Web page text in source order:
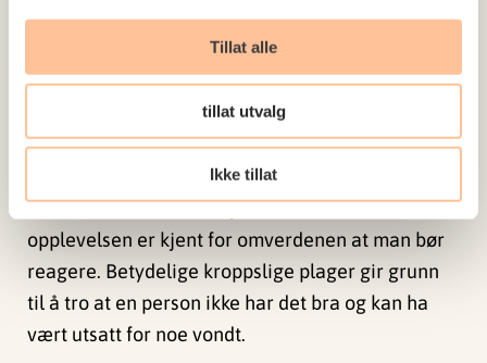
Tillat alle
tillat utvalg
Ikke tillat
plager kan redusere psykiske stressreaksjoner på
Kan avdekke vanskelige
opplevelser
Det er ikke bare i situasjoner der den traumatiske
opplevelsen er kjent for omverdenen at man bør
reagere. Betydelige kroppslige plager gir grunn
til å tro at en person ikke har det bra og kan ha
vært utsatt for noe vondt.